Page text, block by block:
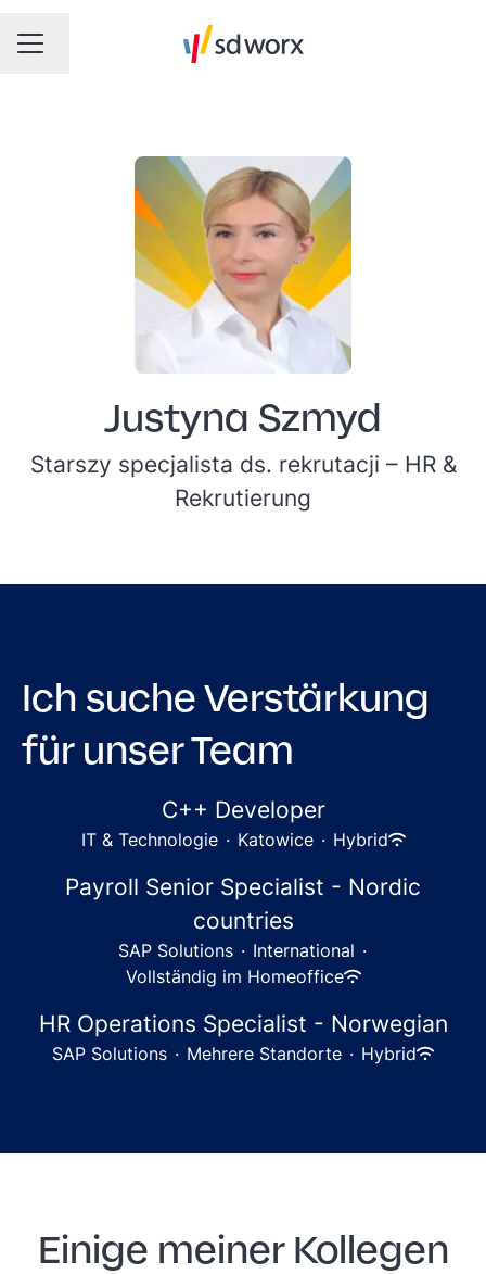
KARRIEREMENÜ
Sprache ändern
Justyna Szmyd
Starszy specjalista ds. rekrutacji – HR &
Rekrutierung
Ich suche Verstärkung
für unser Team
C++ Developer
IT & Technologie · Katowice · Hybrid
Payroll Senior Specialist - Nordic
countries
SAP Solutions · International ·
Vollständig im Homeoffice
HR Operations Specialist - Norwegian
SAP Solutions · Mehrere Standorte · Hybrid
Einige meiner Kollegen